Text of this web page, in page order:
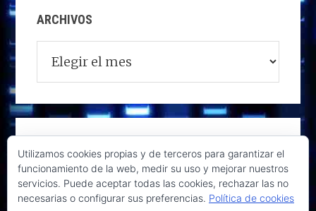
ARCHIVOS
Utilizamos cookies propias y de terceros para garantizar el
funcionamiento de la web, medir su uso y mejorar nuestros
servicios. Puede aceptar todas las cookies, rechazar las no
necesarias o configurar sus preferencias. Política de cookies